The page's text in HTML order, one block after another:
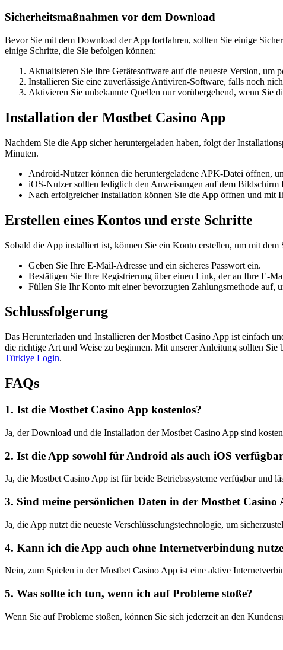
Sicherheitsmaßnahmen vor dem Download
Bevor Sie mit dem Download der App fortfahren, sollten Sie einige
einige Schritte, die Sie befolgen können:
Aktualisieren Sie Ihre Gerätesoftware auf die neueste Version, um
Installieren Sie eine zuverlässige Antiviren-Software, falls noch
Aktivieren Sie unbekannte Quellen nur vorübergehend, wenn Sie
Installation der Mostbet Casino App
Nachdem Sie die App sicher heruntergeladen haben, folgt der
Minuten.
Android-Nutzer können die heruntergeladene APK-Datei öffnen,
iOS-Nutzer sollten lediglich den Anweisungen auf dem Bildschirm
Nach erfolgreicher Installation können Sie die App öffnen und mit
Erstellen eines Kontos und erste Schritte
Sobald die App installiert ist, können Sie ein Konto erstellen, um mit
Geben Sie Ihre E-Mail-Adresse und ein sicheres Passwort ein.
Bestätigen Sie Ihre Registrierung über einen Link, der an Ihre E-
Füllen Sie Ihr Konto mit einer bevorzugten Zahlungsmethode auf,
Schlussfolgerung
Das Herunterladen und Installieren der Mostbet Casino App ist einfach
die richtige Art und Weise zu beginnen. Mit unserer Anleitung sollten
Türkiye Login.
FAQs
1. Ist die Mostbet Casino App kostenlos?
Ja, der Download und die Installation der Mostbet Casino App sind
2. Ist die App sowohl für Android als auch iOS
Ja, die Mostbet Casino App ist für beide Betriebssysteme verfügbar und
3. Sind meine persönlichen Daten in der Mostbet Casino
Ja, die App nutzt die neueste Verschlüsselungstechnologie, um
4. Kann ich die App auch ohne Internetverbindung
Nein, zum Spielen in der Mostbet Casino App ist eine aktive
5. Was sollte ich tun, wenn ich auf Probleme stoße?
Wenn Sie auf Probleme stoßen, können Sie sich jederzeit an den